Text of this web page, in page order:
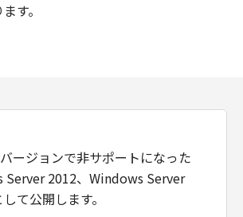
す。
ージョンで非サポートになった
Server 2012、Windows Server
て公開します。